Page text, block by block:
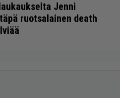
Jenni
ruotsalainen death